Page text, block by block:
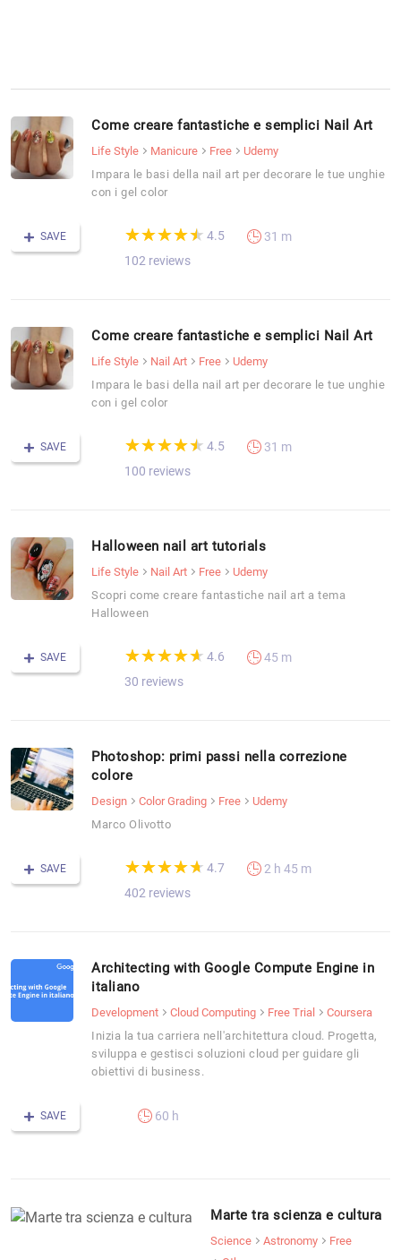
Come creare fantastiche e semplici Nail Art
Life Style Manicure Free
Udemy
Impara le basi della nail art per decorare le tue unghie
con i gel color
SAVE (*)
★
★
(*)★
★
(*) ★
★
(*) ★
★
(*) ★
★ 4.5
102 reviews
31 m
Come creare fantastiche e semplici Nail Art
Life Style Nail Art Free
Udemy
Impara le basi della nail art per decorare le tue unghie
con i gel color
SAVE (*)
★
★
(*)★
★
(*) ★
★
(*) ★
★
(*) ★
★ 4.5
100 reviews
31 m
Halloween nail art tutorials
Life Style Nail Art Free
Udemy
Scopri come creare fantastiche nail art a tema
Halloween
SAVE (*)
★
★
(*)★
★
(*) ★
★
(*) ★
★
(*) ★
★ 4.6
30 reviews
45 m
Photoshop: primi passi nella correzione
colore
Design Color Grading Free
Udemy
Marco Olivotto
SAVE (*)
★
★
(*)★
★
(*) ★
★
(*) ★
★
(*) ★
★ 4.7
402 reviews
2 h 45 m
Architecting with Google Compute Engine in
italiano
Development Cloud Computing Free Trial
Coursera
Inizia la tua carriera nell'architettura cloud. Progetta,
sviluppa e gestisci soluzioni cloud per guidare gli
obiettivi di business.
SAVE 60 h
Marte tra scienza e cultura
Science Astronomy
Free